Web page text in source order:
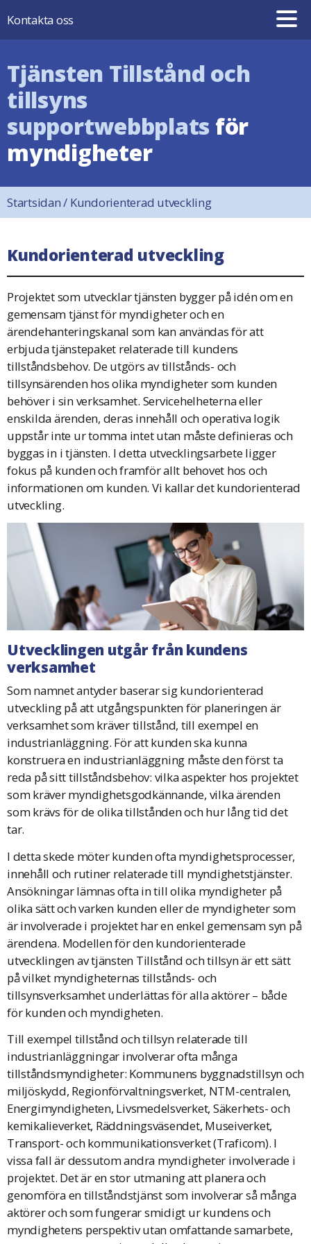
Kontakta oss
Tjänsten Tillstånd och
tillsyns
supportwebbplats för
myndigheter
Startsidan/ Kundorienterad utveckling
Kundorienterad utveckling
Projektet som utvecklar tjänsten bygger på idén om en
gemensam tjänst för myndigheter och en
ärendehanteringskanal som kan användas för att
erbjuda tjänstepaket relaterade till kundens
tillståndsbehov. De utgörs av tillstånds- och
tillsynsärenden hos olika myndigheter som kunden
behöver i sin verksamhet. Servicehelheterna eller
enskilda ärenden, deras innehåll och operativa logik
uppstår inte ur tomma intet utan måste definieras och
byggas in i tjänsten. I detta utvecklingsarbete ligger
fokus på kunden och framför allt behovet hos och
informationen om kunden. Vi kallar det kundorienterad
utveckling.
Utvecklingen utgår från kundens
verksamhet
Som namnet antyder baserar sig kundorienterad
utveckling på att utgångspunkten för planeringen är
verksamhet som kräver tillstånd, till exempel en
industrianläggning. För att kunden ska kunna
konstruera en industrianläggning måste den först ta
reda på sitt tillståndsbehov: vilka aspekter hos projektet
som kräver myndighetsgodkännande, vilka ärenden
som krävs för de olika tillstånden och hur lång tid det
tar.
I detta skede möter kunden ofta myndighetsprocesser,
innehåll och rutiner relaterade till myndighetstjänster.
Ansökningar lämnas ofta in till olika myndigheter på
olika sätt och varken kunden eller de myndigheter som
är involverade i projektet har en enkel gemensam syn på
ärendena. Modellen för den kundorienterade
utvecklingen av tjänsten Tillstånd och tillsyn är ett sätt
på vilket myndigheternas tillstånds- och
tillsynsverksamhet underlättas för alla aktörer – både
för kunden och myndigheten.
Till exempel tillstånd och tillsyn relaterade till
industrianläggningar involverar ofta många
tillståndsmyndigheter: Kommunens byggnadstillsyn och
miljöskydd, Regionförvaltningsverket, NTM-centralen,
Energimyndigheten, Livsmedelsverket, Säkerhets- och
kemikalieverket, Räddningsväsendet, Museiverket,
Transport- och kommunikationsverket (Traficom). I
vissa fall är dessutom andra myndigheter involverade i
projektet. Det är en stor utmaning att planera och
genomföra en tillståndstjänst som involverar så många
aktörer och som fungerar smidigt ur kundens och
myndighetens perspektiv utan omfattande samarbete,